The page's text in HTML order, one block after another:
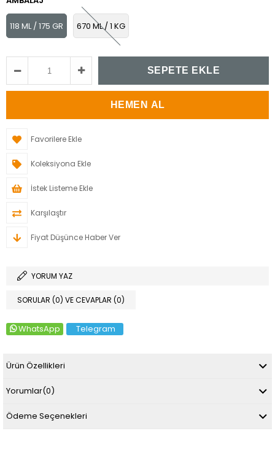
118 ML / 175 GR 670 ML / 1 KG
Favorilere Ekle
Koleksiyona Ekle
İstek Listeme Ekle
Karşılaştır
Fiyat Düşünce Haber Ver
YORUM YAZ
SORULAR (0) VE CEVAPLAR (0)
WhatsApp Telegram
Ürün Özellikleri
Yorumlar(0)
Ödeme Seçenekleri